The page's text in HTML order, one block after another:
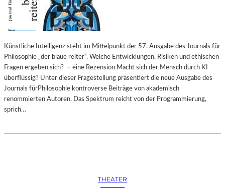
Künstliche Intelligenz steht im Mittelpunkt der 57. Ausgabe des Journals für
Philosophie „der blaue reiter“. Welche Entwicklungen, Risiken und ethischen
Fragen ergeben sich? – eine Rezension Macht sich der Mensch durch KI
überflüssig? Unter dieser Fragestellung präsentiert die neue Ausgabe des
Journals fürPhilosophie kontroverse Beiträge von akademisch
renommierten Autoren. Das Spektrum reicht von der Programmierung,
sprich…
THEATER